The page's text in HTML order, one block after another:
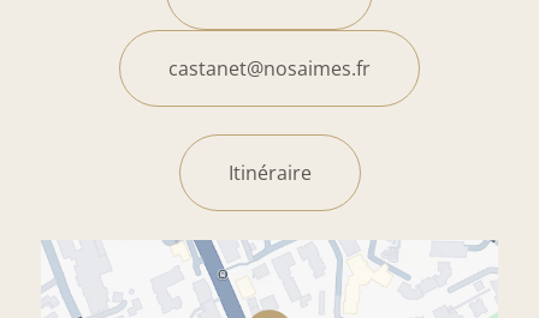
castanet@nosaimes.fr
Itinéraire